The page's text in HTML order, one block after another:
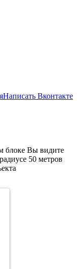
Написать Вконтакте
блоке Вы видите
50 метров